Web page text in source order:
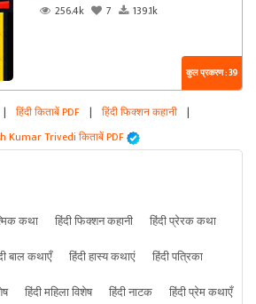
256.4k
7 139.1k
कुल प्रकरण : 39
| हिंदी किताबें PDF | हिंदी फिक्शन कहानी |
Kumar Trivedi किताबें PDF
कथा हिंदी फिक्शन कहानी
हिंदी प्रेरक कथा
बाल कथाएँ हिंदी हास्य कथाएं
हिंदी पत्रिका
हिंदी महिला विशेष हिंदी नाटक
हिंदी प्रेम कथाएँ